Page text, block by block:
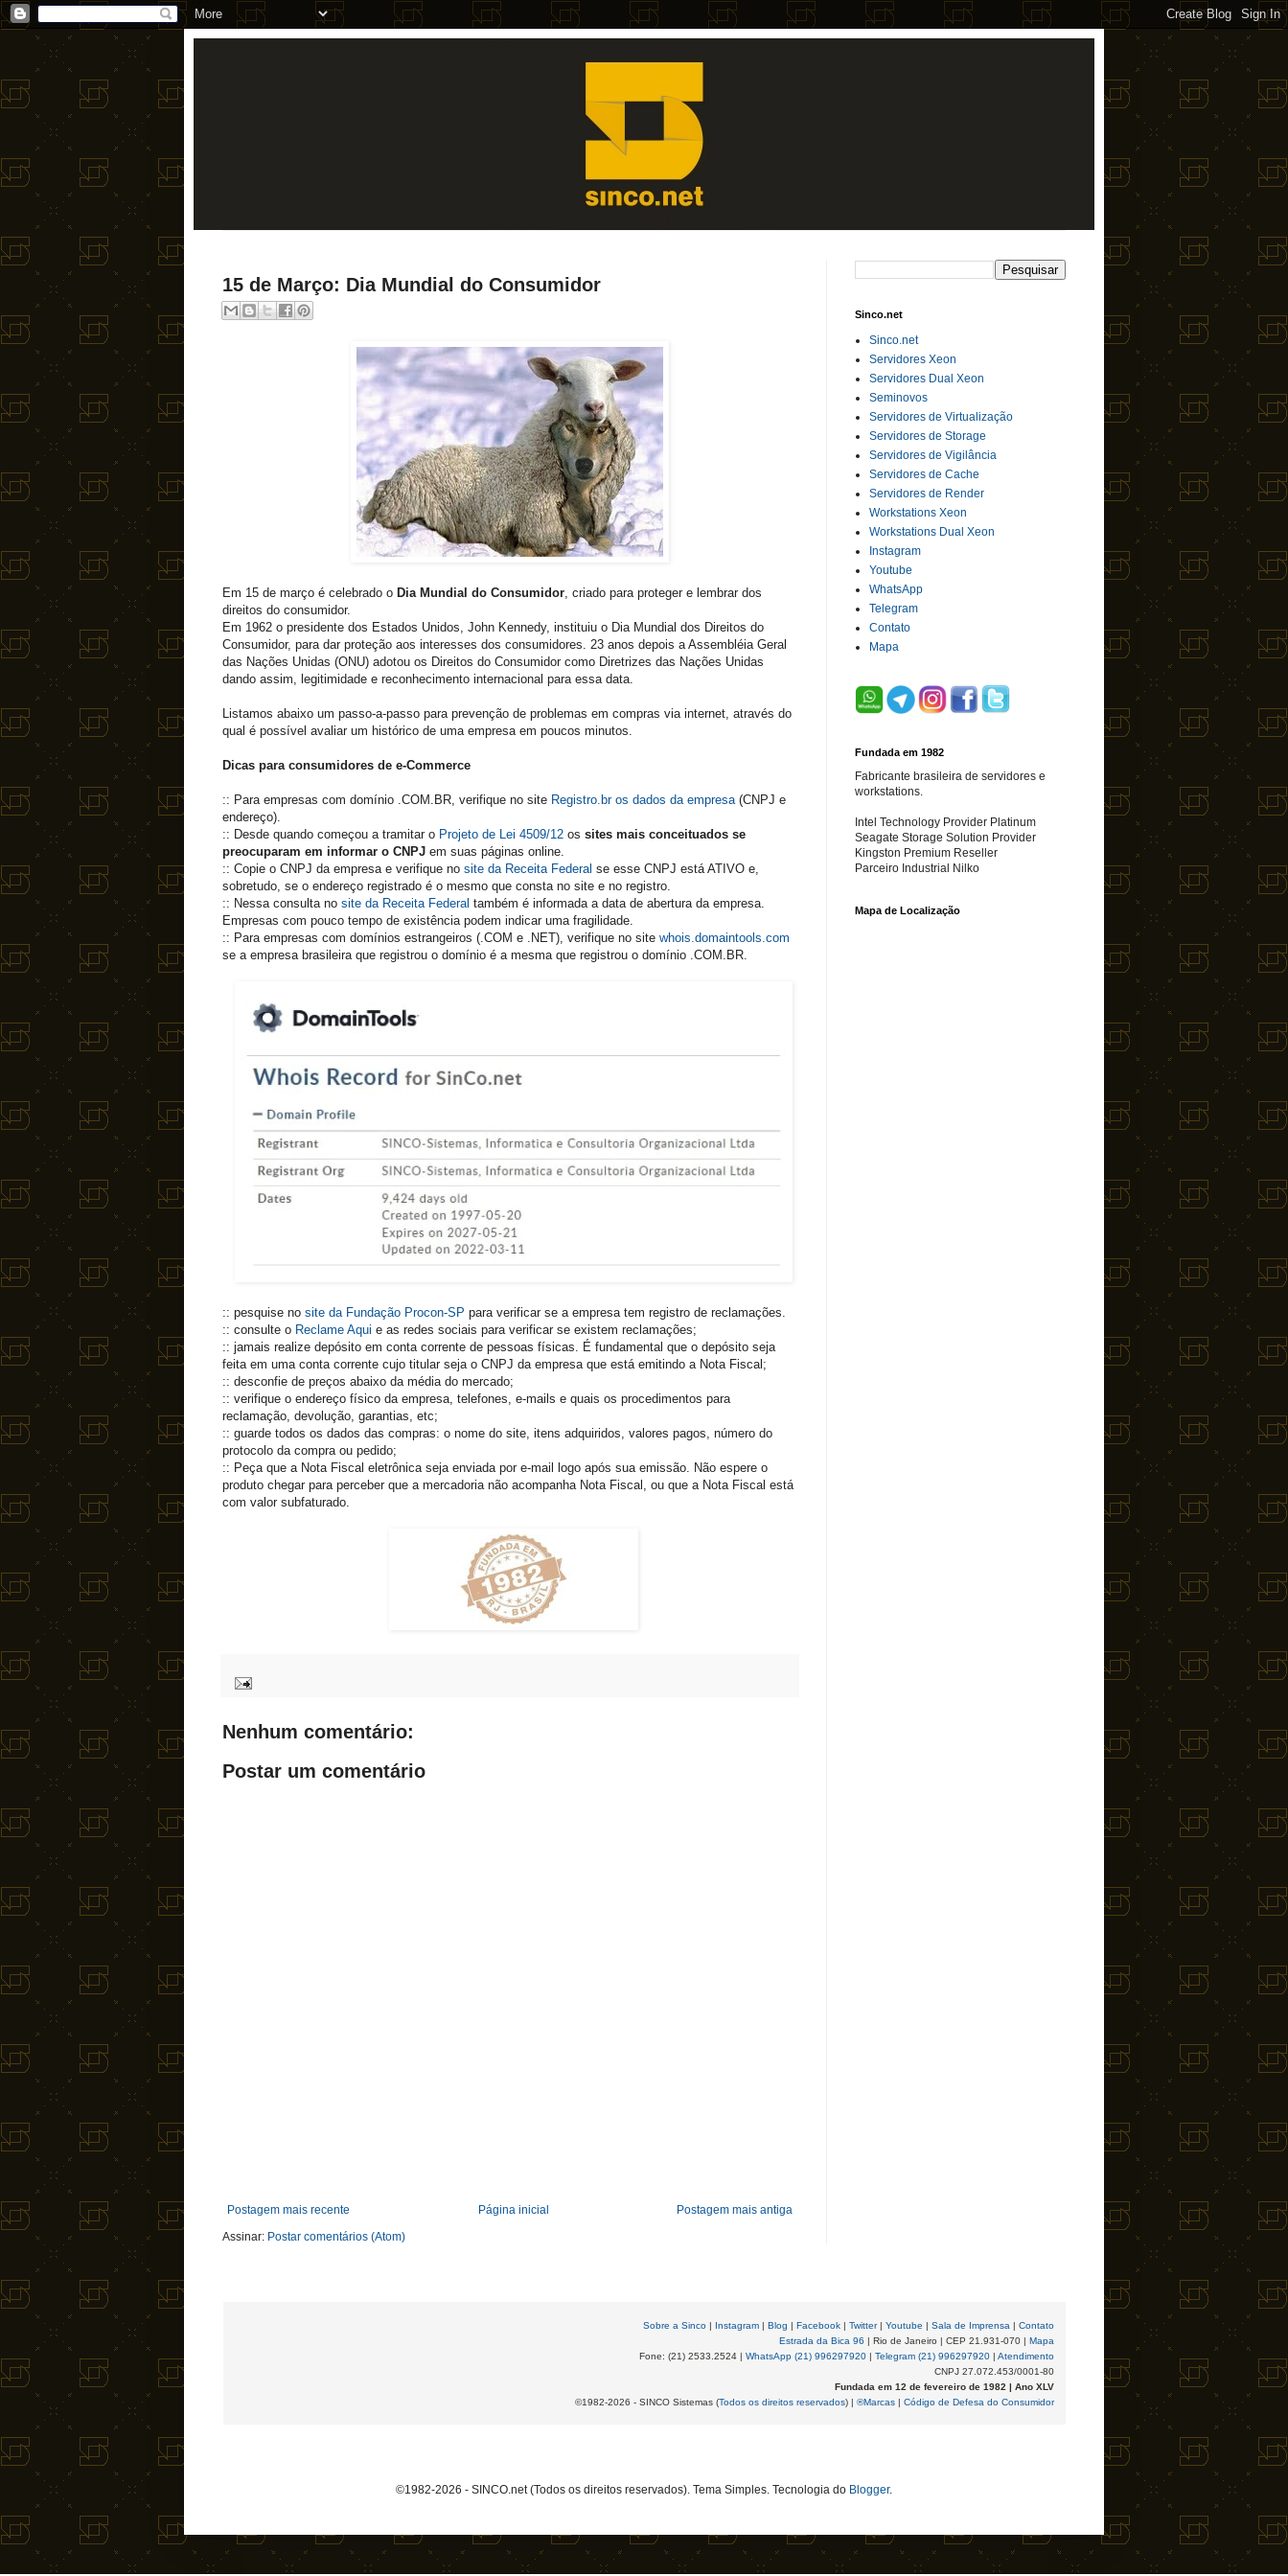
15 de Março: Dia Mundial do Consumidor
Em 15 de março é celebrado o Dia Mundial do Consumidor , criado para proteger e lembrar dos
direitos do consumidor.
Em 1962 o presidente dos Estados Unidos, John Kennedy, instituiu o Dia Mundial dos Direitos do
Consumidor, para dar proteção aos interesses dos consumidores. 23 anos depois a Assembléia Geral
das Nações Unidas (ONU) adotou os Direitos do Consumidor como Diretrizes das Nações Unidas
dando assim, legitimidade e reconhecimento internacional para essa data.
Listamos abaixo um passo-a-passo para prevenção de problemas em compras via internet, através do
qual é possível avaliar um histórico de uma empresa em poucos minutos.
Dicas para consumidores de e-Commerce
:: Para empresas com domínio .COM.BR, verifique no site Registro.br os dados da empresa (CNPJ e
endereço).
:: Desde quando começou a tramitar o Projeto de Lei 4509/12 os sites mais conceituados se
preocuparam em informar o CNPJ em suas páginas online.
:: Copie o CNPJ da empresa e verifique no site da Receita Federal se esse CNPJ está ATIVO e,
sobretudo, se o endereço registrado é o mesmo que consta no site e no registro.
:: Nessa consulta no site da Receita Federal também é informada a data de abertura da empresa.
Empresas com pouco tempo de existência podem indicar uma fragilidade.
:: Para empresas com domínios estrangeiros (.COM e .NET), verifique no site whois.domaintools.com
se a empresa brasileira que registrou o domínio é a mesma que registrou o domínio .COM.BR.
:: pesquise no site da Fundação Procon-SP para verificar se a empresa tem registro de reclamações.
:: consulte o Reclame Aqui e as redes sociais para verificar se existem reclamações;
:: jamais realize depósito em conta corrente de pessoas físicas. É fundamental que o depósito seja
feita em uma conta corrente cujo titular seja o CNPJ da empresa que está emitindo a Nota Fiscal;
:: desconfie de preços abaixo da média do mercado;
:: verifique o endereço físico da empresa, telefones, e-mails e quais os procedimentos para
reclamação, devolução, garantias, etc;
:: guarde todos os dados das compras: o nome do site, itens adquiridos, valores pagos, número do
protocolo da compra ou pedido;
:: Peça que a Nota Fiscal eletrônica seja enviada por e-mail logo após sua emissão. Não espere o
produto chegar para perceber que a mercadoria não acompanha Nota Fiscal, ou que a Nota Fiscal está
com valor subfaturado.
Nenhum comentário:
Postar um comentário
Postagem mais recente Postagem mais antiga
Página inicial
Assinar: Postar comentários (Atom)
Sinco.net
Sinco.net
Servidores Xeon
Servidores Dual Xeon
Seminovos
Servidores de Virtualização
Servidores de Storage
Servidores de Vigilância
Servidores de Cache
Servidores de Render
Workstations Xeon
Workstations Dual Xeon
Instagram
Youtube
WhatsApp
Telegram
Contato
Mapa
Fundada em 1982
Fabricante brasileira de servidores e
workstations.
Intel Technology Provider Platinum
Seagate Storage Solution Provider
Kingston Premium Reseller
Parceiro Industrial Nilko
Mapa de Localização
Sobre a Sinco| Instagram| Blog | Facebook| Twitter| Youtube | Sala de Imprensa | Contato
Estrada da Bica 96 | Rio de Janeiro | CEP 21.931-070 | Mapa
Fone: (21) 2533.2524 | WhatsApp (21) 996297920| Telegram (21) 996297920| Atendimento
CNPJ 27.072.453/0001-80
Fundada em 12 de fevereiro de 1982 | Ano XLV
©1982-2026 - SINCO Sistemas (Todos os direitos reservados) | ®Marcas| Código de Defesa do Consumidor
©1982-2026 - SINCO.net (Todos os direitos reservados). Tema Simples. Tecnologia do Blogger.